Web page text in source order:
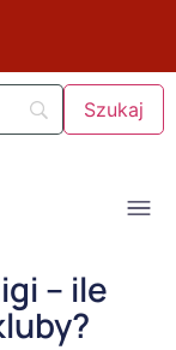
– ile